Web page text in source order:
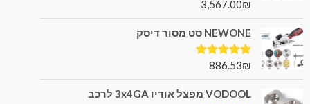
דורג5.00
3,567.00₪
NEWONE סט מסור דיסק
דורג5.00
886.53₪
VODOOL מפצל אודיו 3x4GA לרכב